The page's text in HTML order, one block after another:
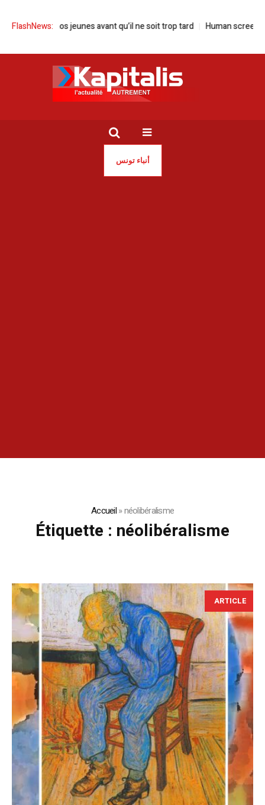
FlashNews:
nos jeunes avant qu’il ne soit trop tard Human screen
أنباء تونس
Accueil»néolibéralisme
Étiquette : néolibéralisme
ARTICLE